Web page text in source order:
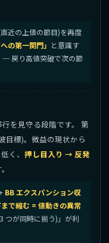
近の上値の節目)を再度
の第一関門」 と意識す
─ 戻り高値突破で次の節
を見守る段階です。 第
目標)。微益の現状から
く、 押し目入り → 反発
BB エクスパンション収
で縮む = 値動きの異常
つが同時に揃う)」が利